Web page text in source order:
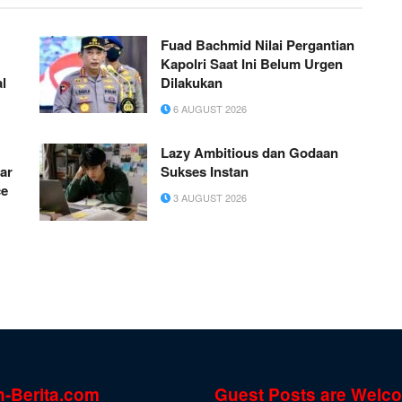
Fuad Bachmid Nilai Pergantian
Kapolri Saat Ini Belum Urgen
Dilakukan
6 AUGUST 2026
Lazy Ambitious dan Godaan
Sukses Instan
3 AUGUST 2026
Berita.com Guest Posts are